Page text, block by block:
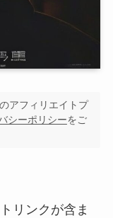
アフィリエイトプ
シーポリシーをご
リンクが含ま